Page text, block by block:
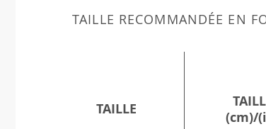
TAILLE RECOMMANDÉE EN
TAILLE
(cm)/